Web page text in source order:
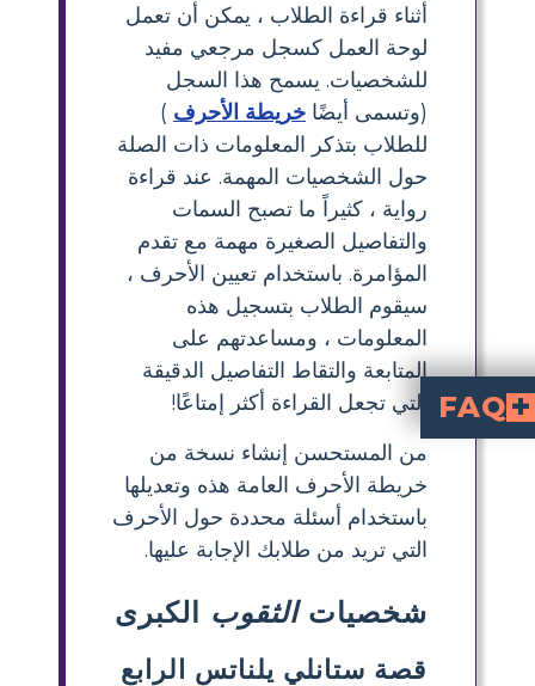
أثناء قراءة الطلاب ، يمكن أن تعمل
لوحة العمل كسجل مرجعي مفيد
للشخصيات. يسمح هذا السجل
(وتسمى أيضًا خريطة الأحرف )
للطلاب بتذكر المعلومات ذات الصلة
حول الشخصيات المهمة. عند قراءة
رواية ، كثيراً ما تصبح السمات
والتفاصيل الصغيرة مهمة مع تقدم
المؤامرة. باستخدام تعيين الأحرف ،
سيقوم الطلاب بتسجيل هذه
المعلومات ، ومساعدتهم على
المتابعة والتقاط التفاصيل الدقيقة
التي تجعل القراءة أكثر إمتاعًا!
من المستحسن إنشاء نسخة من
خريطة الأحرف العامة هذه وتعديلها
باستخدام أسئلة محددة حول الأحرف
التي تريد من طلابك الإجابة عليها.
شخصياتالثقوب الكبرى
قصة ستانلي يلناتس الرابع
FAQ